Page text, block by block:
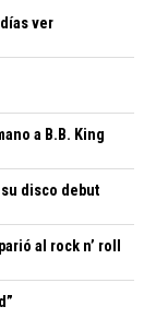
ver
a B.B. King
disco debut
al rock n’ roll